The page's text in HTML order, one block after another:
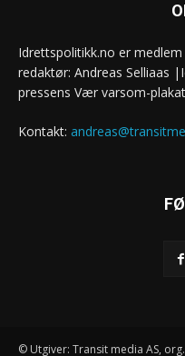
Idrettspolitikk.no er
redaktør: Andreas Selliaas
pressens Vær varsom-
Kontakt:
© Utgiver: Transit media AS,